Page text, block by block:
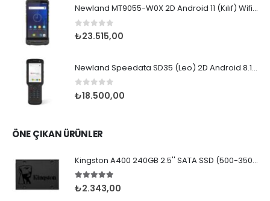
Newland MT9055-W0X 2D Android 11 (Kılıf) Wifi BT
0 5 üzerinden
₺23.515,00
Newland Speedata SD35 (Leo) 2D Android 8.1 Wifi BT
0 5 üzerinden
₺18.500,00
ÖNE ÇIKAN ÜRÜNLER
Kingston A400 240GB 2.5'' SATA SSD (500-350MB/s)
5.005 üzerinden
₺2.343,00